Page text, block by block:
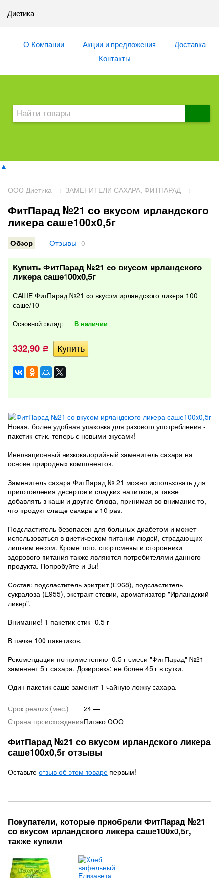
Диетика
О Компании Акции и предложения
Доставка
Контакты
▲
ООО Диетика → ЗАМЕНИТЕЛИ САХАРА, ФИТПАРАД →
ФитПарад №21 со вкусом ирландского
ликера саше100х0,5г
Обзор Отзывы 0
Купить ФитПарад №21 со вкусом ирландского
ликера саше100х0,5г
САШЕ ФитПарад №21 со вкусом ирландского ликера 100
саше/10
Основной склад: В наличии
332,90 Р
Новая, более удобная упаковка для разового употребления -
пакетик-стик. теперь с новыми вкусами!
Инновационный низкокалорийный заменитель сахара на
основе природных компонентов.
Заменитель сахара ФитПарад № 21 можно использовать для
приготовления десертов и сладких напитков, а также
добавлять в каши и другие блюда, принимая во внимание то,
что продукт слаще сахара в 10 раз.
Подсластитель безопасен для больных диабетом и может
использоваться в диетическом питании людей, страдающих
лишним весом. Кроме того, спортсмены и сторонники
здорового питания также являются потребителями данного
продукта. Попробуйте и Вы!
Состав: подсластитель эритрит (Е968), подсластитель
сукралоза (Е955), экстракт стевии, ароматизатор "Ирландский
ликер".
Внимание! 1 пакетик-стик- 0.5 г
В пачке 100 пакетиков.
Рекомендации по применению: 0.5 г смеси "ФитПарад" №21
заменяет 5 г сахара. Дозировка: не более 45 г в сутки.
Один пакетик саше заменит 1 чайную ложку сахара.
Срок реализ (мес.)
24 —
Страна происхожденияПитэко ООО
ФитПарад №21 со вкусом ирландского ликера
саше100х0,5г отзывы
Оставьте отзыв об этом товаре первым!
Покупатели, которые приобрели ФитПарад №21
со вкусом ирландского ликера саше100х0,5г,
также купили